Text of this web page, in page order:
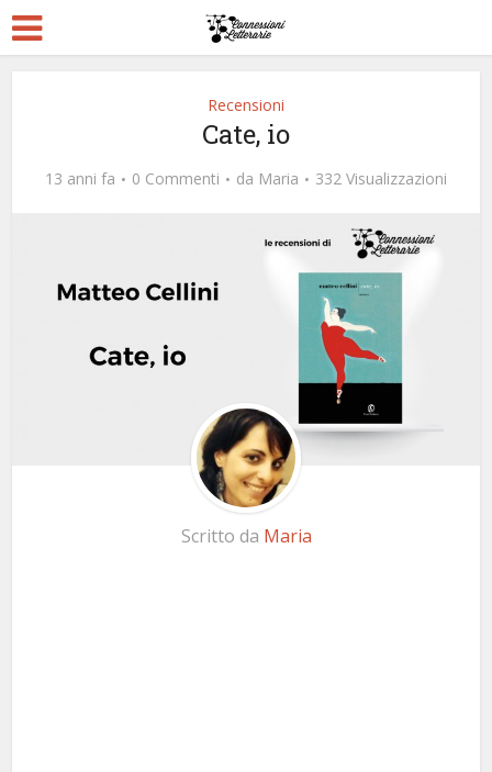
Recensioni
Cate, io
13 anni fa 0 Commenti da Maria 332 Visualizzazioni
Scritto da Maria